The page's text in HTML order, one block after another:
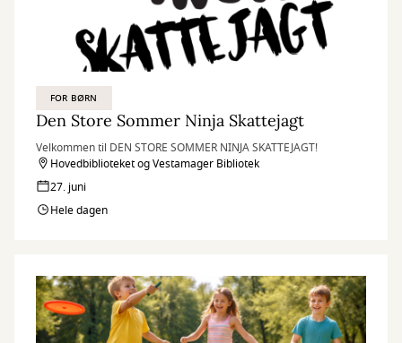
FOR BØRN
Den Store Sommer Ninja Skattejagt
Velkommen til DEN STORE SOMMER NINJA SKATTEJAGT!
Hovedbiblioteket og Vestamager Bibliotek
27. juni
Hele dagen